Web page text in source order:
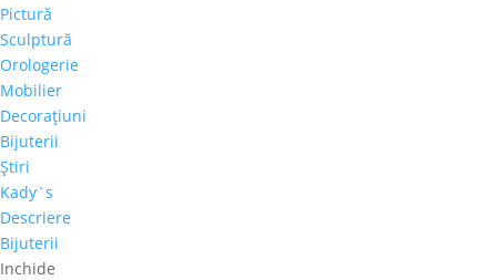
Pictură
Sculptură
Orologerie
Mobilier
Decoraţiuni
Bijuterii
Ştiri
Kady`s
Descriere
Bijuterii
Inchide